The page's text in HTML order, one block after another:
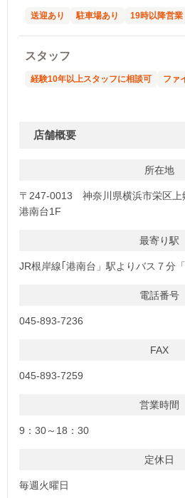
送迎あり 駐車場あり 19時以降営業
スタッフ
経験10年以上スタッフに相談可 ファ
店舗概要
所在地
〒247-0013 神奈川県横浜市栄区上
港南台1F
最寄り駅
JR根岸線｢港南台」駅よりバス７分
電話番号
045-893-7236
FAX
045-893-7259
営業時間
9：30～18：30
定休日
毎週火曜日